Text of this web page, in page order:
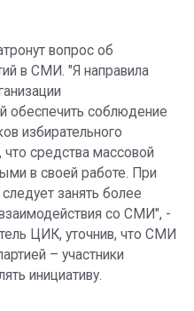
вопрос об
в СМИ. "Я направила
обеспечить соблюдение
избирательного
средства массовой
в своей работе. При
занять более
со СМИ", -
ЦИК, уточнив, что СМИ
– участники
инициативу.